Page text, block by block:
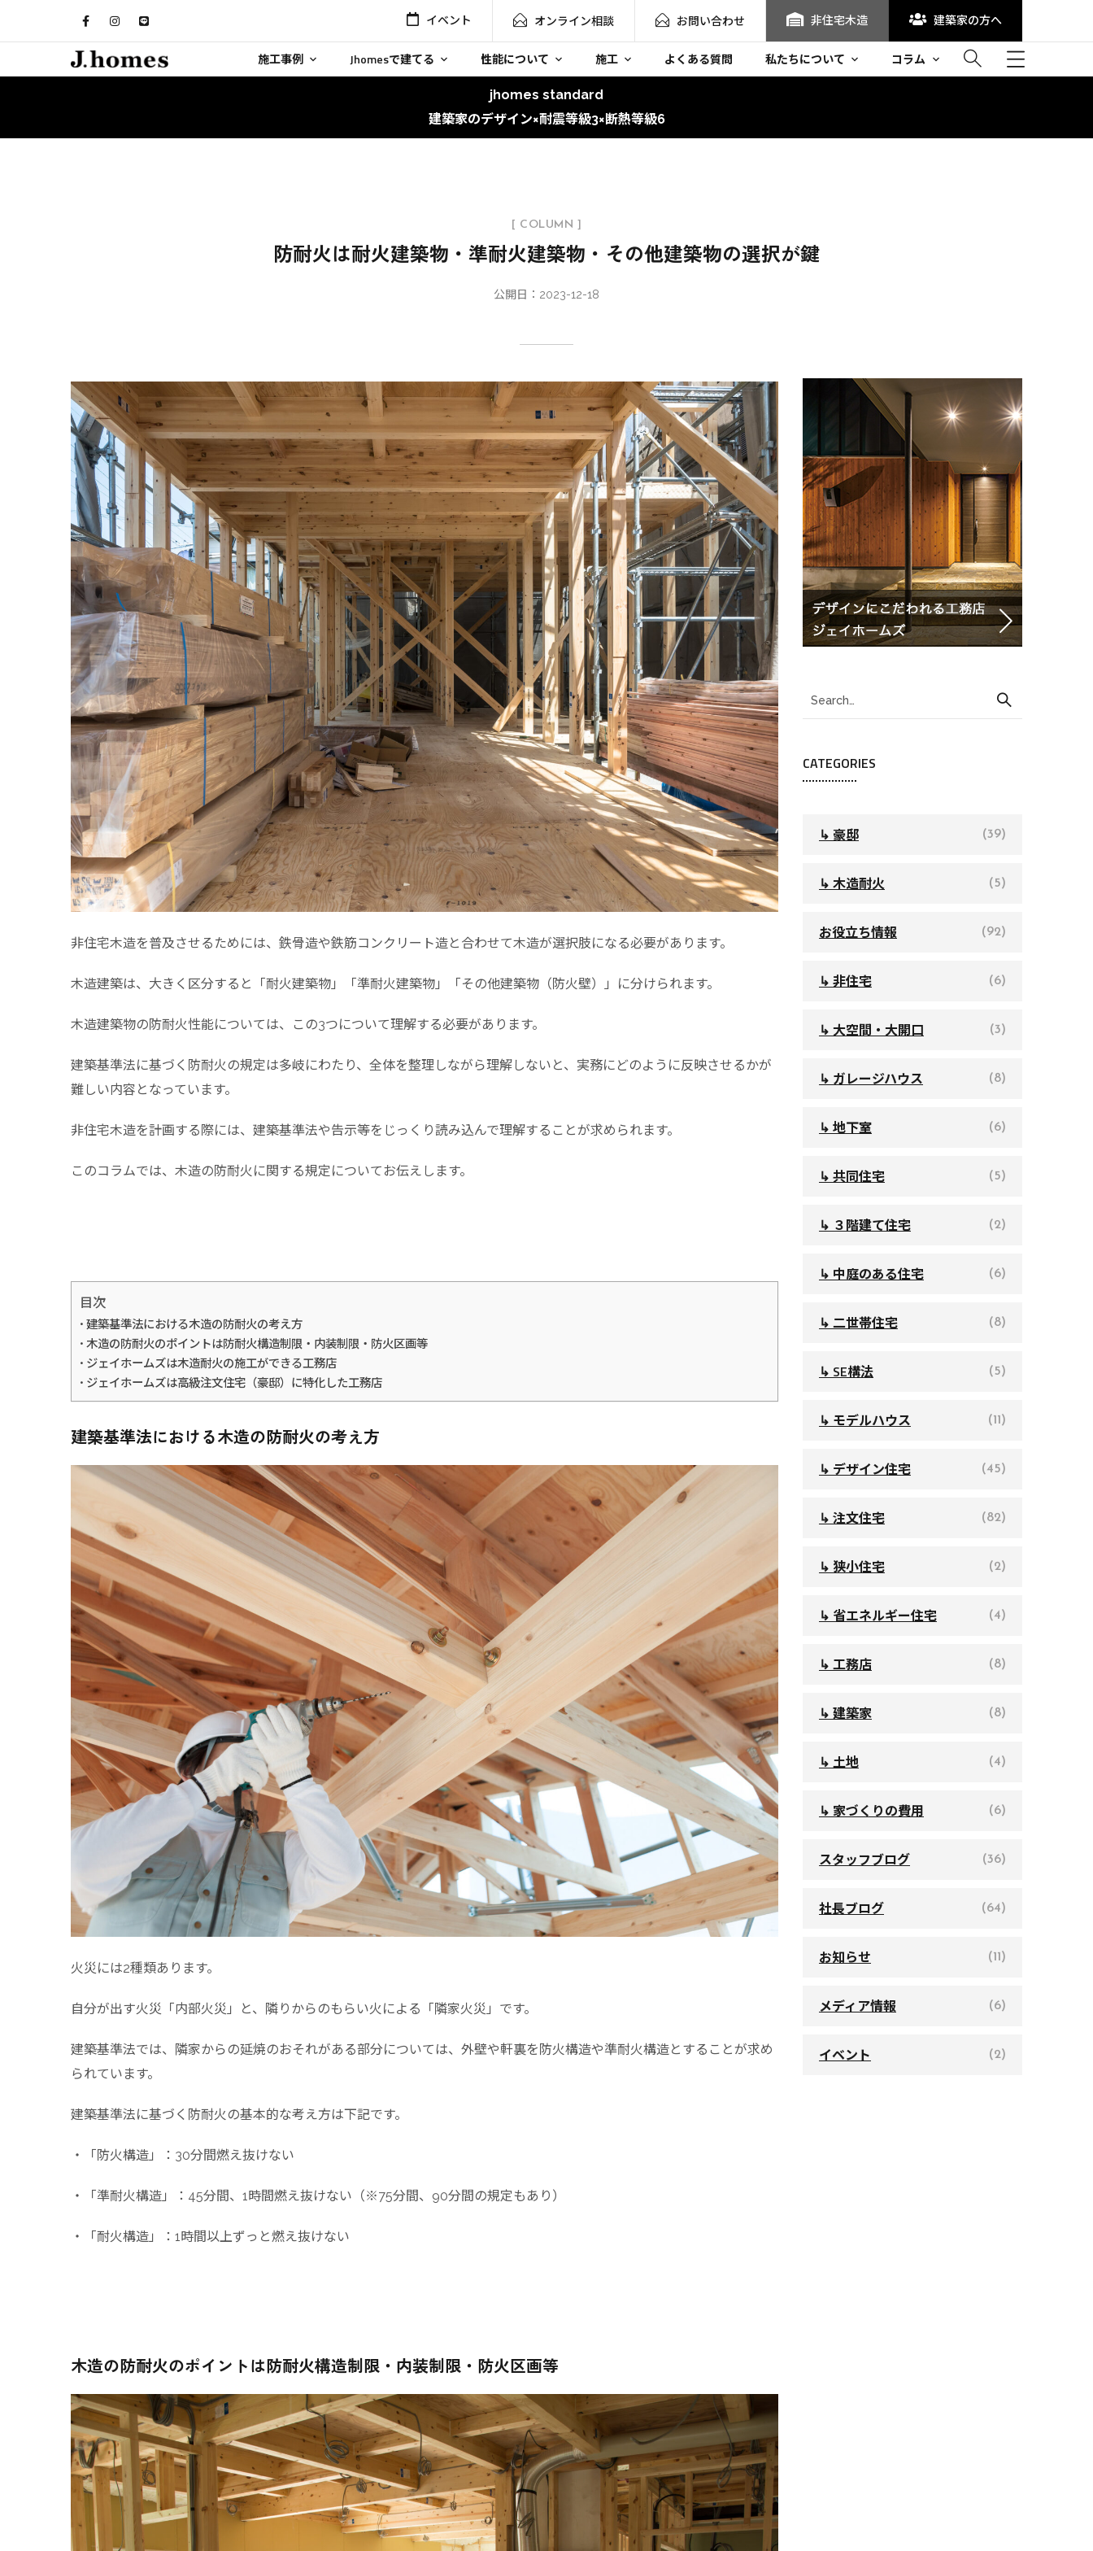
イベント オンライン相談 お問い合わせ 非住宅木造 建築家の方へ
施工事例 Jhomesで建てる 性能について 施工 よくある質問 私たちについて コラム
jhomes standard
建築家のデザイン×耐震等級3×断熱等級6
[ COLUMN ]
防耐火は耐火建築物・準耐火建築物・その他建築物の選択が鍵
公開日：2023-12-18
非住宅木造を普及させるためには、鉄骨造や鉄筋コンクリート造と合わせて木造が選択肢になる必要があります。
木造建築は、大きく区分すると「耐火建築物」「準耐火建築物」「その他建築物（防火壁）」に分けられます。
木造建築物の防耐火性能については、この3つについて理解する必要があります。
建築基準法に基づく防耐火の規定は多岐にわたり、全体を整理しながら理解しないと、実務にどのように反映させるかが
難しい内容となっています。
非住宅木造を計画する際には、建築基準法や告示等をじっくり読み込んで理解することが求められます。
このコラムでは、木造の防耐火に関する規定についてお伝えします。
目次
建築基準法における木造の防耐火の考え方
木造の防耐火のポイントは防耐火構造制限・内装制限・防火区画等
ジェイホームズは木造耐火の施工ができる工務店
ジェイホームズは高級注文住宅（豪邸）に特化した工務店
建築基準法における木造の防耐火の考え方
火災には2種類あります。
自分が出す火災「内部火災」と、隣りからのもらい火による「隣家火災」です。
建築基準法では、隣家からの延焼のおそれがある部分については、外壁や軒裏を防火構造や準耐火構造とすることが求め
られています。
建築基準法に基づく防耐火の基本的な考え方は下記です。
・「防火構造」：30分間燃え抜けない
・「準耐火構造」：45分間、1時間燃え抜けない（※75分間、90分間の規定もあり）
・「耐火構造」：1時間以上ずっと燃え抜けない
木造の防耐火のポイントは防耐火構造制限・内装制限・防火区画等
CATEGORIES
↳ 豪邸 (39)
↳ 木造耐火 (5)
お役立ち情報 (92)
↳ 非住宅 (6)
↳ 大空間・大開口 (3)
↳ ガレージハウス (8)
↳ 地下室 (6)
↳ 共同住宅 (5)
↳ ３階建て住宅 (2)
↳ 中庭のある住宅 (6)
↳ 二世帯住宅 (8)
↳ SE構法 (5)
↳ モデルハウス (11)
↳ デザイン住宅 (45)
↳ 注文住宅 (82)
↳ 狭小住宅 (2)
↳ 省エネルギー住宅 (4)
↳ 工務店 (8)
↳ 建築家 (8)
↳ 土地 (4)
↳ 家づくりの費用 (6)
スタッフブログ (36)
社長ブログ (64)
お知らせ (11)
メディア情報 (6)
イベント (2)